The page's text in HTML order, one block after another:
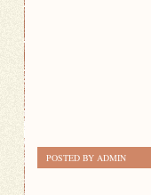
POSTED BY ADMIN